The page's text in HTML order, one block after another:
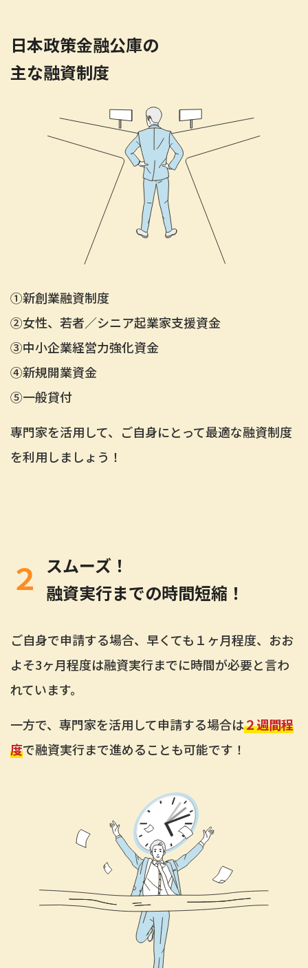
日本政策金融公庫の
主な融資制度
①新創業融資制度
②女性、若者／シニア起業家支援資金
③中小企業経営力強化資金
④新規開業資金
⑤一般貸付
専門家を活用して、ご自身にとって最適な融資制度
を利用しましょう！
２ スムーズ！
融資実行までの時間短縮！
ご自身で申請する場合、早くても１ヶ月程度、おお
よそ3ヶ月程度は融資実行までに時間が必要と言わ
れています。
一方で、専門家を活用して申請する場合は２週間程
度で融資実行まで進めることも可能です！